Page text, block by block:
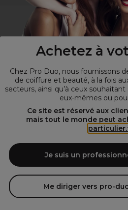
Achetez à
Chez Pro Duo, nous fournissons
de coiffure et beauté, à la fois
secteurs, ainsi qu’à ceux
eux-mêmes ou
Ce site est réservé aux
mais tout le monde peut
Je suis un
Me diriger vers pro-
Spécialiste de la coiffure et de la beauté,
large sélection de produits
Duo le fournisseur incontournable des
de beauté! Notre gamme de produits
qui sont à la recherche de produits et
matériel esthétique de qualité.